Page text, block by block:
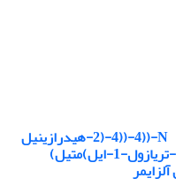
طراحی، سنتز و شناسایی مشتقات N-((4-((4-(2-هیدرازینیل
تیازول-4-ایل)فنوکسی)متیل)-1،2،3-تریازول-1-ایل)متیل)